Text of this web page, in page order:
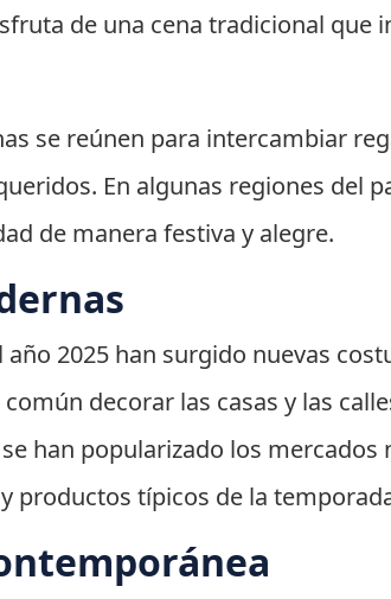
de una cena tradicional que
se reúnen para intercambiar
En algunas regiones del
de manera festiva y alegre.
2025 han surgido nuevas
decorar las casas y las
han popularizado los mercados
productos típicos de la